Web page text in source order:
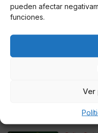
pueden afectar
funciones.
Ver
Noticias
Mejores
Online